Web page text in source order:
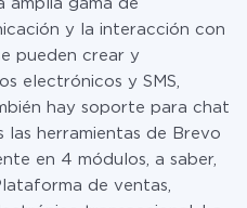
amplia gama de
y la interacción con
pueden crear y
electrónicos y SMS,
hay soporte para chat
las herramientas de Brevo
en 4 módulos, a saber,
de ventas,